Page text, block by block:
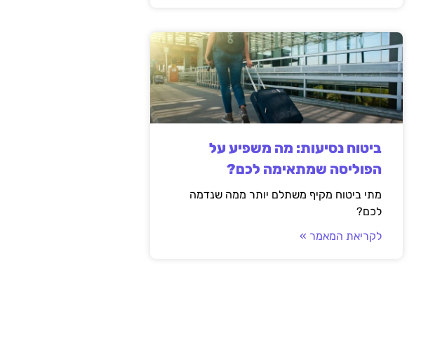
ביטוח נסיעות: מה משפיע על
הפוליסה שמתאימה לכם?
מתי ביטוח מקיף משתלם יותר ממה שנדמה
לכם?
לקריאת המאמר »